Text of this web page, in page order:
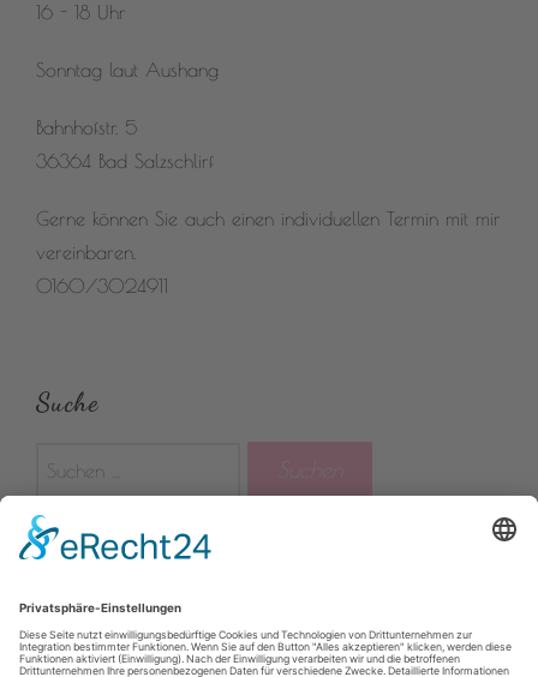
16 - 18 Uhr
Sonntag laut Aushang
Bahnhofstr. 5
36364 Bad Salzschlirf
Gerne können Sie auch einen individuellen Termin mit mir
vereinbaren.
0160/3024911
Suche
nach:
Impressum